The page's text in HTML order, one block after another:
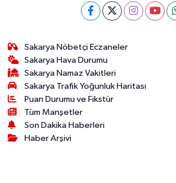
Sakarya Nöbetçi Eczaneler
Sakarya Hava Durumu
Sakarya Namaz Vakitleri
Sakarya Trafik Yoğunluk Haritası
Puan Durumu ve Fikstür
Tüm Manşetler
Son Dakika Haberleri
Haber Arşivi